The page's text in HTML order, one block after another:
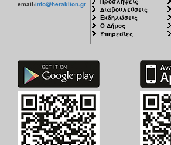
email:info@heraklion.gr
Διαβουλεύσεις
Εκδηλώσεις
Ο Δήμος
Υπηρεσίες